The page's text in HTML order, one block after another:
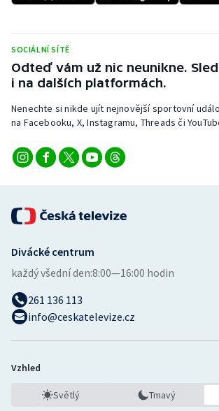
SOCIÁLNÍ SÍTĚ
Odteď vám už nic neunikne.
i na dalších platformách.
Nenechte si nikde ujít nejnovější sportovní
na Facebooku, X, Instagramu, Threads či
Divácké centrum
každý všední den:8:00—16:00 hodin
261 136 113
info@ceskatelevize.cz
Vzhled
Světlý Tmavý